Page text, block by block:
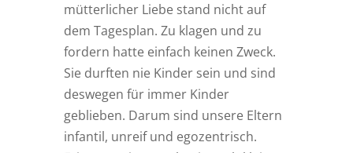
mütterlicher Liebe stand nicht auf
dem Tagesplan. Zu klagen und zu
fordern hatte einfach keinen Zweck.
Sie durften nie Kinder sein und sind
deswegen für immer Kinder
geblieben. Darum sind unsere Eltern
infantil, unreif und egozentrisch.